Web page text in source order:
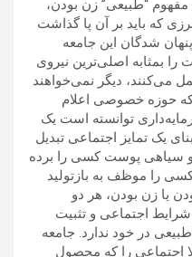
مفهوم “طبیعی” زن بودن،
که باید بر آن پا گذاشت
شدگان این جامعه
را بمثابه اصلی‌ترین نیروی
می‌کنند، دیگر نمی‌خواهند
حوزه خصوصی اعلام
توانسته است یک
یک تمایز اجتماعی تبدیل
و سیاهی پوست کسی را برده
را موظف به بازتولید
یا زن بودن، هر دو
اجتماعی و تثبیت
در خود ندارد. جامعه
اجتماعی را که محصول